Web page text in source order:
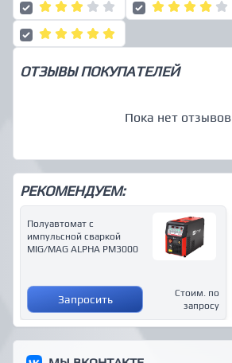
ОТЗЫВЫ ПОКУПАТЕЛЕЙ
Пока нет отзывов
РЕКОМЕНДУЕМ:
Полуавтомат с
импульсной сваркой
MIG/MAG ALPHA PM3000
Запросить
Стоим. по
запросу